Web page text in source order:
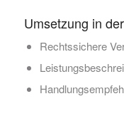
Umsetzung in
Rechtssichere